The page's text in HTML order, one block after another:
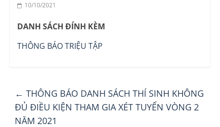
10/10/2021
DANH SÁCH ĐÍNH KÈM
THÔNG BÁO TRIỆU TẬP
← THÔNG BÁO DANH SÁCH THÍ SINH KHÔNG
ĐỦ ĐIỀU KIỆN THAM GIA XÉT TUYỂN VÒNG 2
NĂM 2021